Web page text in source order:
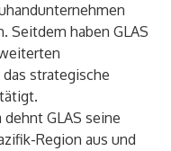
Seitdem haben GLAS
strategische
GLAS seine
Region aus und